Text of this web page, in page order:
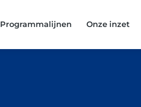
Programmalijnen Onze inzet